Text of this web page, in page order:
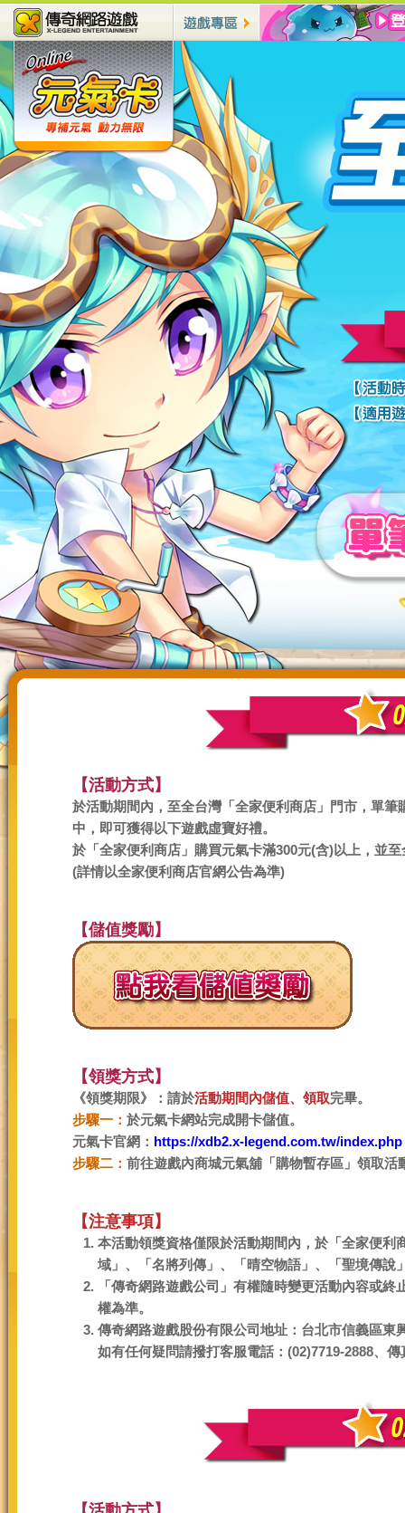
【活動方式】
於活動期間內，至全台灣「全家便利商店」門市，單
中，即可獲得以下遊戲虛寶好禮。
於「全家便利商店」購買元氣卡滿300元(含)以上，並
(詳情以全家便利商店官網公告為準)
【儲值獎勵】
【領獎方式】
《領獎期限》：請於活動期間內儲值、領取完畢。
步驟一： 於元氣卡網站完成開卡儲值。
元氣卡官網： https://xdb2.x-legend.com.tw/index.php
步驟二： 前往遊戲內商城元氣舖「購物暫存區」領取活
【注意事項】
本活動領獎資格僅限於活動期間內，於「全家便
域」、「名將列傳」、「晴空物語」、「聖境傳
「傳奇網路遊戲公司」有權隨時變更活動內容或
權為準。
傳奇網路遊戲股份有限公司地址：台北市信義區東
如有任何疑問請撥打客服電話：(02)7719-2888、